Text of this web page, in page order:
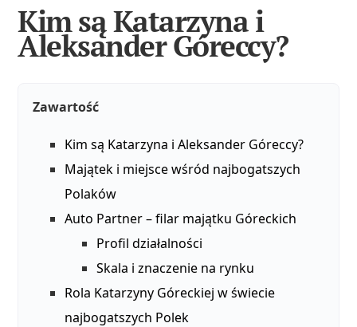
Kim są Katarzyna i
Aleksander Góreccy?
Zawartość
Kim są Katarzyna i Aleksander Góreccy?
Majątek i miejsce wśród najbogatszych
Polaków
Auto Partner – filar majątku Góreckich
Profil działalności
Skala i znaczenie na rynku
Rola Katarzyny Góreckiej w świecie
najbogatszych Polek